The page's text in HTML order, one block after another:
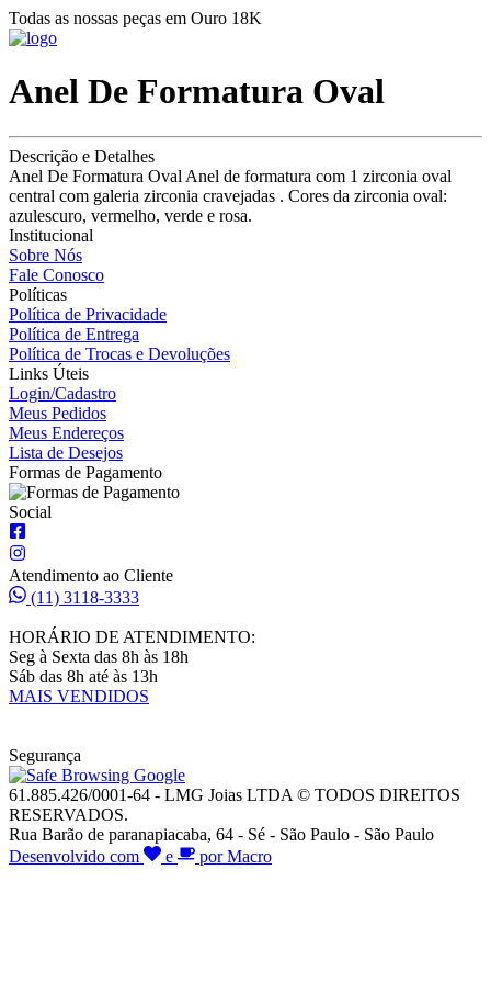
Todas as nossas peças em Ouro 18K
Anel De Formatura Oval
Descrição e Detalhes
Anel De Formatura Oval Anel de formatura com 1 zirconia oval
central com galeria zirconia cravejadas . Cores da zirconia oval:
azulescuro, vermelho, verde e rosa.
Institucional
Sobre Nós
Fale Conosco
Políticas
Política de Privacidade
Política de Entrega
Política de Trocas e Devoluções
Links Úteis
Login/Cadastro
Meus Pedidos
Meus Endereços
Lista de Desejos
Formas de Pagamento
Social
Atendimento ao Cliente
(11) 3118-3333
HORÁRIO DE ATENDIMENTO:
Seg à Sexta das 8h às 18h
Sáb das 8h até às 13h
MAIS VENDIDOS
Segurança
61.885.426/0001-64 - LMG Joias LTDA © TODOS DIREITOS
RESERVADOS.
Rua Barão de paranapiacaba, 64 - Sé - São Paulo - São Paulo
Desenvolvido com
e por Macro